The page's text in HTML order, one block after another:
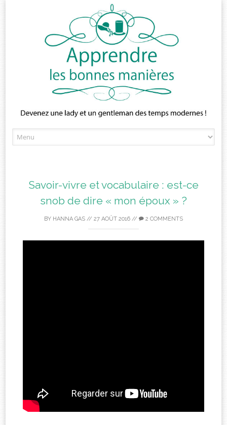
to
Savoir-vivre et vocabulaire : est-ce
snob de dire « mon époux » ?
BY HANNA GAS // 27 AOÛT 2016 // 2 COMMENTS